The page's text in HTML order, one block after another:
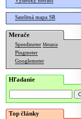
Satelitná mapa SR
Merače
Speedmeter Merania
Pingmeter
Googlemeter
Hľadanie
Top články